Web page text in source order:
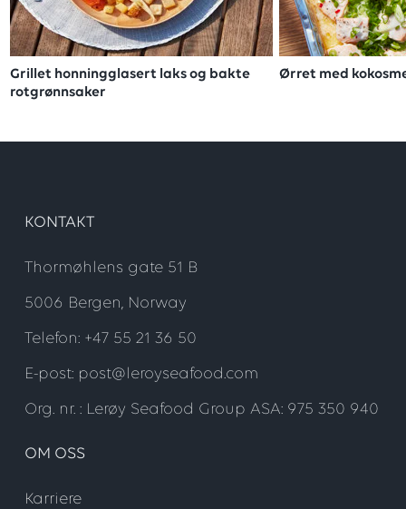
Grillet honningglasert laks og bakte
rotgrønnsaker
Ørret med
KONTAKT
Thormøhlens gate 51 B
5006 Bergen, Norway
Telefon: +47 55 21 36 50
E-post: post@leroyseafood.com
Org. nr. : Lerøy Seafood Group ASA: 975 350 940
OM OSS
Karriere